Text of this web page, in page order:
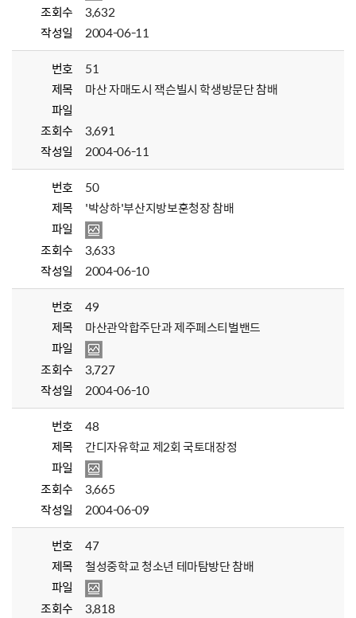
조회수
3,632
작성일
2004-06-11
번호
51
제목
마산 자매도시 잭슨빌시 학생방문단 참배
파일
조회수
3,691
작성일
2004-06-11
번호
50
제목
'박상하'부산지방보훈청장 참배
파일
조회수
3,633
작성일
2004-06-10
번호
49
제목
마산관악합주단과 제주페스티벌밴드
파일
조회수
3,727
작성일
2004-06-10
번호
48
제목
간디자유학교 제2회 국토대장정
파일
조회수
3,665
작성일
2004-06-09
번호
47
제목
철성중학교 청소년 테마탐방단 참배
파일
조회수
3,818